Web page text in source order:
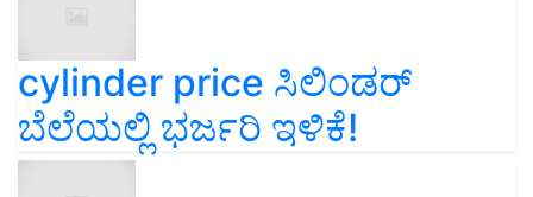
cylinder price ಸಿಲಿಂಡರ್‌
ಬೆಲೆಯಲ್ಲಿ ಭರ್ಜರಿ ಇಳಿಕೆ!